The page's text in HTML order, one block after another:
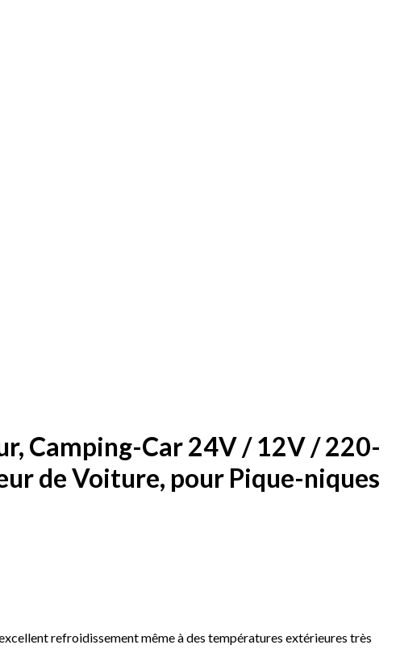
Camping-Car 24V / 12V / 220-
de Voiture, pour Pique-niques
refroidissement même à des températures extérieures très